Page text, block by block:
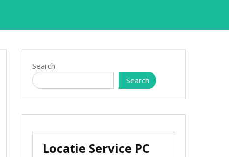
Search
Search
Locatie Service PC